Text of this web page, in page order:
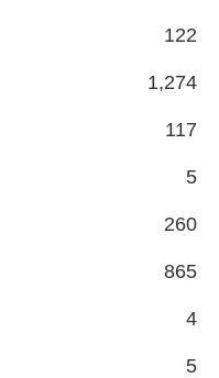
122
1,274
117
5
260
865
4
5